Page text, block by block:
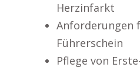
Herzinfarkt
Anforderungen
Führerschein
Pflege von